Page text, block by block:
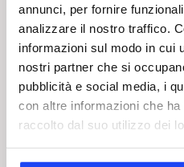
annunci, per fornire
analizzare il nostro traffico.
informazioni sul modo in cui
nostri partner che si
pubblicità e social media, i
con altre informazioni che
raccolto dal suo utilizzo dei
La rapidità, la modalità e
suo approccio con il marchio
condividere.
Creazione di un vantaggio
Un approccio concentrato sul
ai suoi occhi, soprattutto in un
bombardato costantemente da
ogni genere.